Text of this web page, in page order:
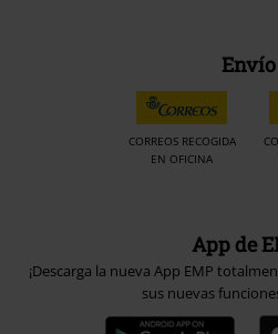
Envío
CORREOS RECOGIDA
EN OFICINA
App de
¡Descarga la nueva App EMP
sus nuevas